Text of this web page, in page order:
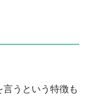
うという特徴も